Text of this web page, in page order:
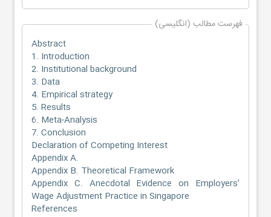
فهرست مطالب (انگلیسی)
Abstract
1. Introduction
2. Institutional background
3. Data
4. Empirical strategy
5. Results
6. Meta-Analysis
7. Conclusion
Declaration of Competing Interest
Appendix A.
Appendix B. Theoretical Framework
Appendix C. Anecdotal Evidence on Employers’
Wage Adjustment Practice in Singapore
References